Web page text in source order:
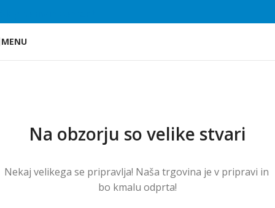
MENU
Na obzorju so velike stvari
Nekaj ​​velikega se pripravlja! Naša trgovina je v pripravi in ​​
bo kmalu odprta!